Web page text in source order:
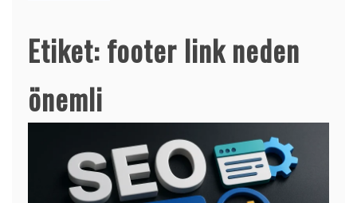
Etiket:footer link neden
önemli